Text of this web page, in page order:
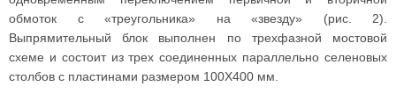
обмоток с «треугольника» на «звезду» (рис. 2).
Выпрямительный блок выполнен по трехфазной мостовой
схеме и состоит из трех соединенных параллельно селеновых
столбов с пластинами размером 100X400 мм.